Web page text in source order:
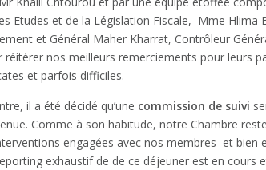
Etudes et de la Législation Fiscale, Mme Hlima
et Général Maher Kharrat, Contrôleur
réitérer nos meilleurs remerciements pour leurs
et parfois difficiles.
il a été décidé qu’une commission de suivi
Comme à son habitude, notre Chambre
engagées avec nos membres et bien
exhaustif de de ce déjeuner est en cours